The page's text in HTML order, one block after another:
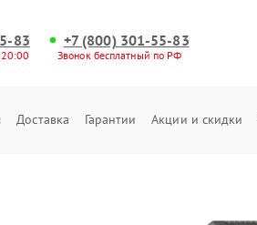
83 +7 (800) 301-55-83
Звонок бесплатный по РФ
Доставка Гарантии Акции и скидки